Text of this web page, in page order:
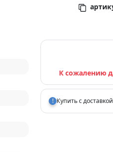
К сожалению
! Купить с